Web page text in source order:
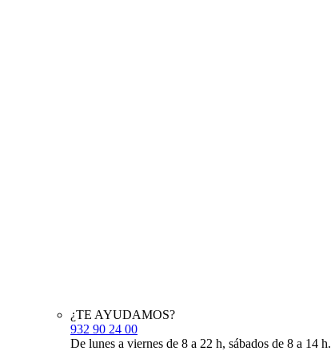
¿TE AYUDAMOS?
932 90 24 00
De lunes a viernes de 8 a 22 h, sábados de 8 a 14 h.